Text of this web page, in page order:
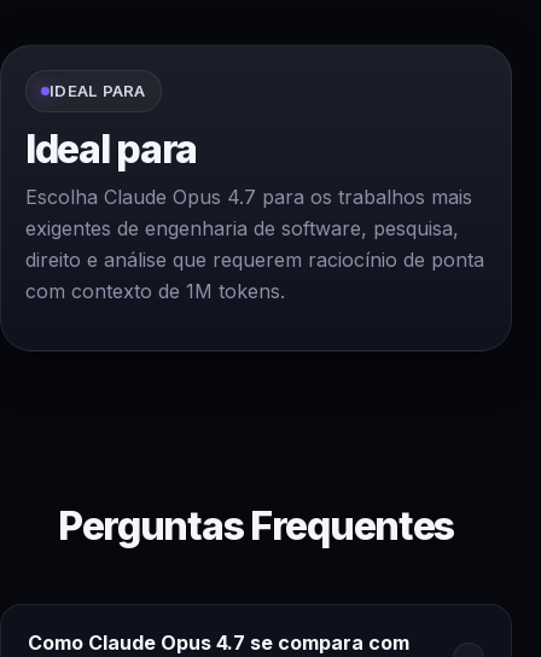
IDEAL PARA
Ideal para
Escolha Claude Opus 4.7 para os trabalhos mais
exigentes de engenharia de software, pesquisa,
direito e análise que requerem raciocínio de ponta
com contexto de 1M tokens.
Perguntas Frequentes
Como Claude Opus 4.7 se compara com